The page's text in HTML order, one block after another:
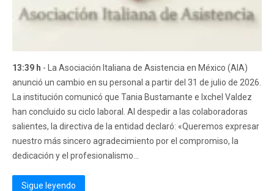
13:39 h - La Asociación Italiana de Asistencia en México (AIA)
anunció un cambio en su personal a partir del 31 de julio de 2026.
La institución comunicó que Tania Bustamante e Ixchel Valdez
han concluido su ciclo laboral. Al despedir a las colaboradoras
salientes, la directiva de la entidad declaró: «Queremos expresar
nuestro más sincero agradecimiento por el compromiso, la
dedicación y el profesionalismo...
Sigue leyendo